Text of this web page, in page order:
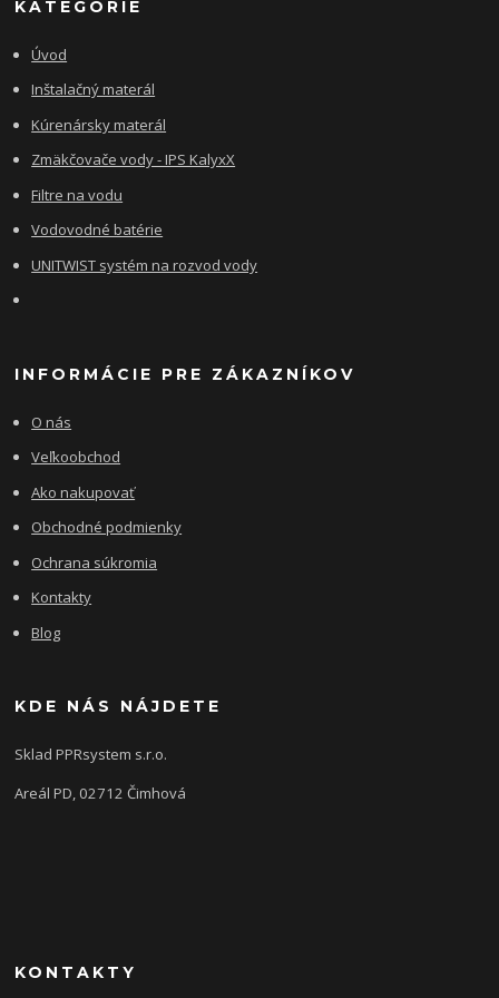
KATEGÓRIE
Úvod
Inštalačný materál
Kúrenársky materál
Zmäkčovače vody - IPS KalyxX
Filtre na vodu
Vodovodné batérie
UNITWIST systém na rozvod vody
INFORMÁCIE PRE ZÁKAZNÍKOV
O nás
Veľkoobchod
Ako nakupovať
Obchodné podmienky
Ochrana súkromia
Kontakty
Blog
KDE NÁS NÁJDETE
Sklad PPRsystem s.r.o.
Areál PD, 02712 Čimhová
KONTAKTY